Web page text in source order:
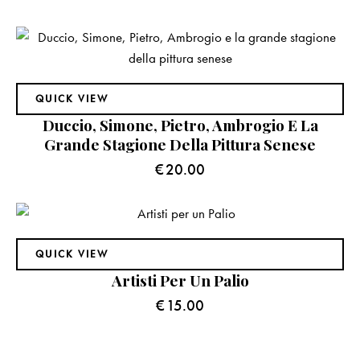
Duccio, Simone, Pietro, Ambrogio E La
Grande Stagione Della Pittura Senese
€20.00
QUICK VIEW
Artisti Per Un Palio
€15.00
QUICK VIEW